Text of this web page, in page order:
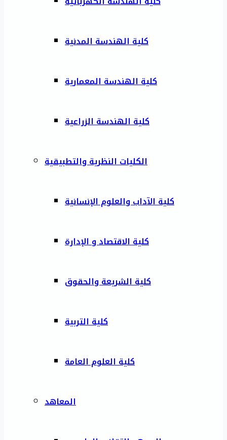
كلية الهندسة المدنية
كلية الهندسة المعمارية
كلية الهندسة الزراعية
الكليات النظرية والتطبيقية
كلية الآداب والعلوم الإنسانية
كلية الاقتصاد و الإدارة
كلية الشريعة والحقوق
كلية التربية
كلية العلوم العامة
المعاهد